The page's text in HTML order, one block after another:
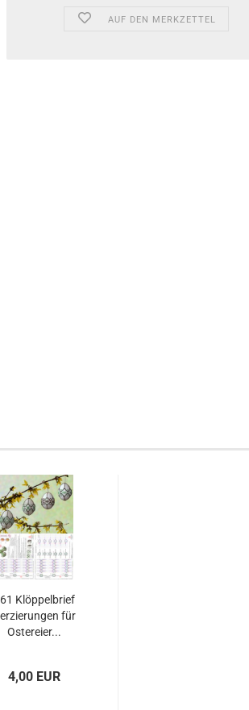
AUF DEN MERKZETTEL
Klöppelbrief
für
Ostereier...
4,00 EUR